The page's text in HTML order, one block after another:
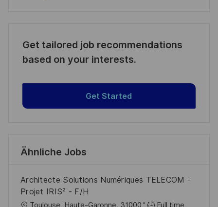
Get tailored job recommendations
based on your interests.
Get Started
Ähnliche Jobs
Architecte Solutions Numériques TELECOM -
Projet IRIS² - F/H
O Toulouse, Haute-Garonne, 31000
Full time